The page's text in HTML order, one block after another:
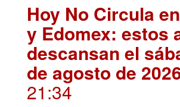
Hoy No Circula
y Edomex: estos
descansan el
de agosto de
21:34